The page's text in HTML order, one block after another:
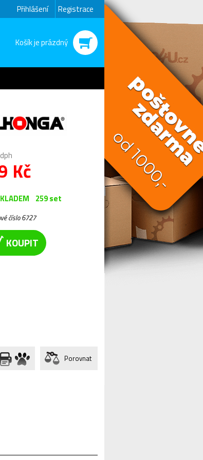
Přihlášení Registrace
Košík je prázdný
Kč
259 set
číslo 6727
KOUPIT
Porovnat